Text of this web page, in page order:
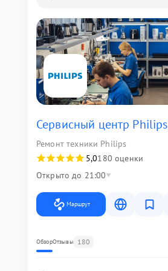
Сервисный центр Philips
Ремонт техники Philips
5,0180 оценки
Открыто до 21:00
Маршрут
ОбзорОтзывы 180